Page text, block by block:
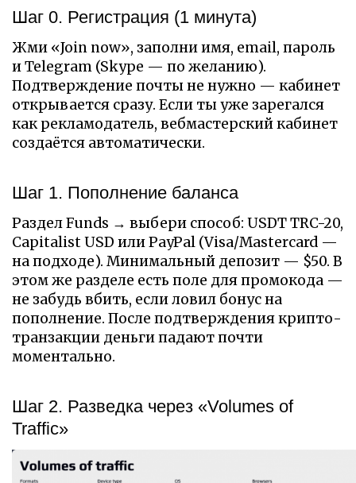
Шаг 0. Регистрация (1 минута)
Жми «Join now», заполни имя, email, пароль
и Telegram (Skype — по желанию).
Подтверждение почты не нужно — кабинет
открывается сразу. Если ты уже зарегался
как рекламодатель, вебмастерский кабинет
создаётся автоматически.
Шаг 1. Пополнение баланса
Раздел Funds → выбери способ: USDT TRC-20,
Capitalist USD или PayPal (Visa/Mastercard —
на подходе). Минимальный депозит — $50. В
этом же разделе есть поле для промокода —
не забудь вбить, если ловил бонус на
пополнение. После подтверждения крипто-
транзакции деньги падают почти
моментально.
Шаг 2. Разведка через «Volumes of
Traffic»